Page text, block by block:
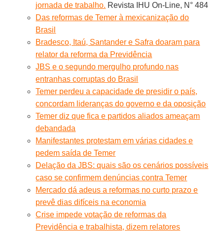
jornada de trabalho. Revista IHU On-Line, N° 484
Das reformas de Temer à mexicanização do
Brasil
Bradesco, Itaú, Santander e Safra doaram para
relator da reforma da Previdência
JBS e o segundo mergulho profundo nas
entranhas corruptas do Brasil
Temer perdeu a capacidade de presidir o país,
concordam lideranças do governo e da oposição
Temer diz que fica e partidos aliados ameaçam
debandada
Manifestantes protestam em várias cidades e
pedem saída de Temer
Delação da JBS: quais são os cenários possíveis
caso se confirmem denúncias contra Temer
Mercado dá adeus a reformas no curto prazo e
prevê dias difíceis na economia
Crise impede votação de reformas da
Previdência e trabalhista, dizem relatores